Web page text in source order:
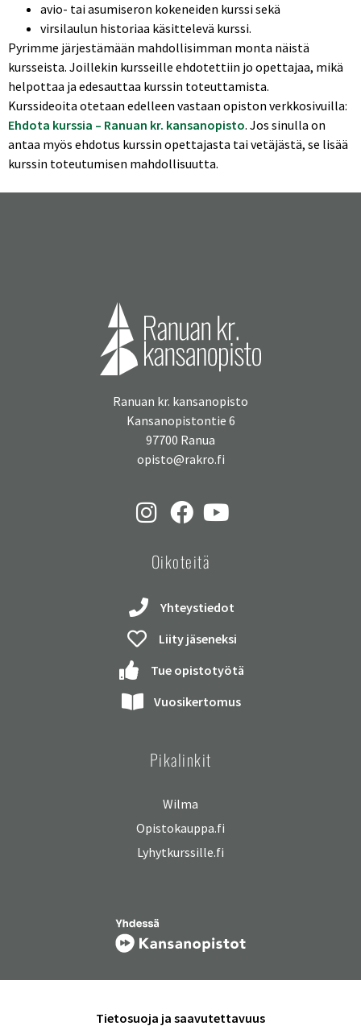
avio- tai asumiseron kokeneiden kurssi sekä
virsilaulun historiaa käsittelevä kurssi.
Pyrimme järjestämään mahdollisimman monta näistä
kursseista. Joillekin kursseille ehdotettiin jo opettajaa, mikä
helpottaa ja edesauttaa kurssin toteuttamista.
Kurssideoita otetaan edelleen vastaan opiston verkkosivuilla:
Ehdota kurssia – Ranuan kr. kansanopisto. Jos sinulla on
antaa myös ehdotus kurssin opettajasta tai vetäjästä, se lisää
kurssin toteutumisen mahdollisuutta.
Ranuan kr. kansanopisto
Kansanopistontie 6
97700 Ranua
opisto@rakro.fi
Oikoteitä
Yhteystiedot
Liity jäseneksi
Tue opistotyötä
Vuosikertomus
Pikalinkit
Wilma
Opistokauppa.fi
Lyhytkurssille.fi
Tietosuoja ja saavutettavuus